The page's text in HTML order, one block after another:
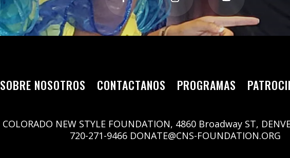
SOBRE NOSOTROS CONTACTANOS PROGRAMAS
COLORADO NEW STYLE FOUNDATION, 4860 Broadway ST,
720-271-9466 DONATE@CNS-FOUNDATION.ORG